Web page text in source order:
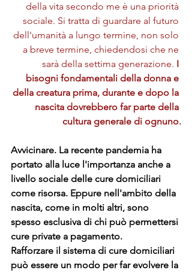
della vita secondo me è una priorità
sociale. Si tratta di guardare al futuro
dell'umanità a lungo termine, non solo
a breve termine, chiedendosi che ne
sarà della settima generazione. I
bisogni fondamentali della donna e
della creatura prima, durante e dopo la
nascita dovrebbero far parte della
cultura generale di ognuno.
Avvicinare. La recente pandemia ha
portato alla luce l'importanza anche a
livello sociale delle cure domiciliari
come risorsa. Eppure nell'ambito della
nascita, come in molti altri, sono
spesso esclusiva di chi può permettersi
cure private a pagamento.
Rafforzare il sistema di cure domiciliari
può essere un modo per far evolvere la